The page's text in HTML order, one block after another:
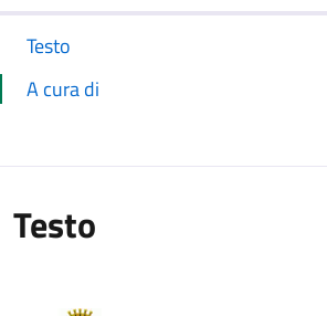
Testo
A cura di
Testo